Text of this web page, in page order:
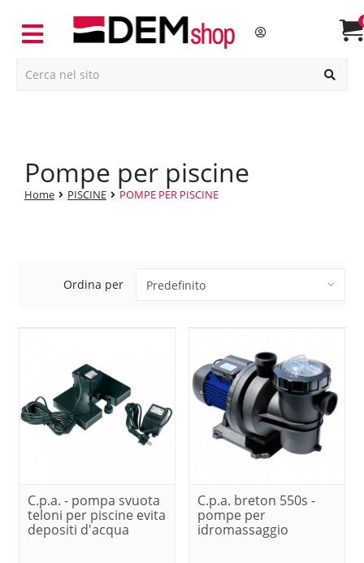
pompe per piscine
Home PISCINE POMPE PER PISCINE
Ordina per
C.p.a. - pompa svuota
teloni per piscine evita
depositi d'acqua
C.p.a. breton 550s -
pompe per
idromassaggio